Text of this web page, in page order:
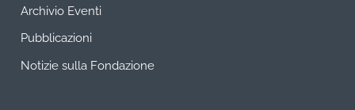
Archivio Eventi
Pubblicazioni
Notizie sulla Fondazione